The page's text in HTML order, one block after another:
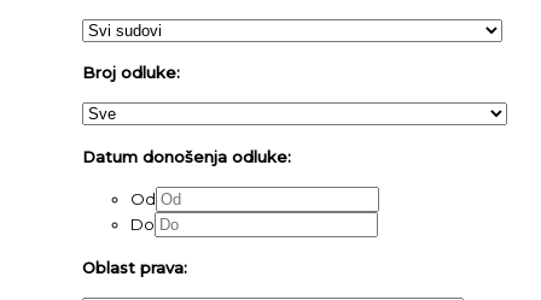
Broj odluke:
Datum donošenja odluke:
Od
Do
Oblast prava: